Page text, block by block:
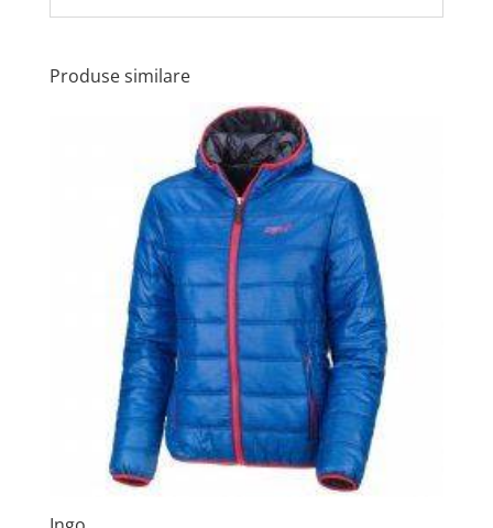
Produse similare